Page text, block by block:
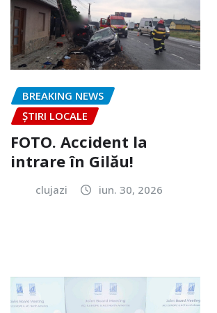
BREAKING NEWS
ȘTIRI LOCALE
FOTO. Accident la
intrare în Gilău!
clujazi iun. 30, 2026